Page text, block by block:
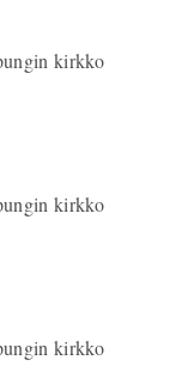
kirkko
kirkko
kirkko